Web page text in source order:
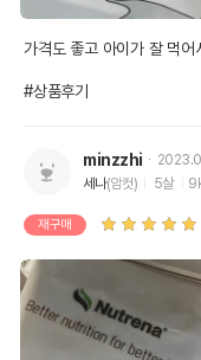
가격도 좋고 아이가 잘 먹어
#상품후기
minzzhi
세나(암컷) 5살
재구매